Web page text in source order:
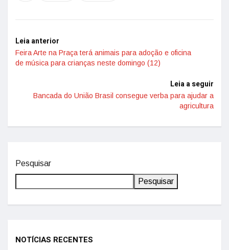
Leia anterior
Feira Arte na Praça terá animais para adoção e oficina
de música para crianças neste domingo (12)
Leia a seguir
Bancada do União Brasil consegue verba para ajudar a
agricultura
Pesquisar
Pesquisar
NOTÍCIAS RECENTES